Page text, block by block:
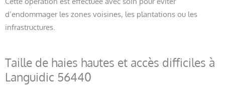
d’endommager les zones voisines, les plantations ou les
infrastructures.
Taille de haies hautes et accès difficiles à
Languidic 56440